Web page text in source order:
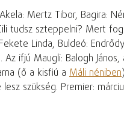
Mertz Tibor, Bagira:
tudsz szteppelni? Mert
Linda, Buldeó:
Az ifjú Maugli: Balogh
(ő a kisfiú a Máli néniben
szükség. Premier: